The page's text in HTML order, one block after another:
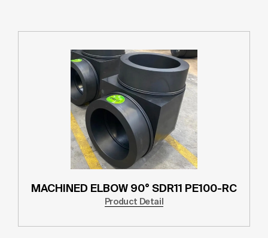
MACHINED ELBOW 90° SDR11 PE100-RC
Product Detail